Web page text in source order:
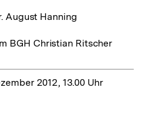
August Hanning
BGH Christian Ritscher
2012, 13.00 Uhr